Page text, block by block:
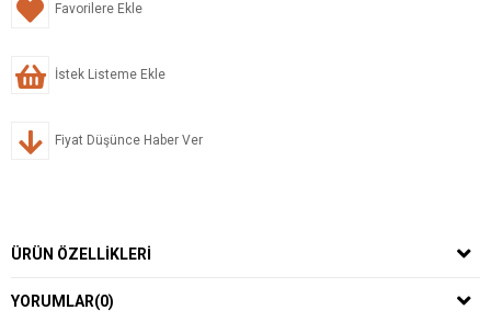
Favorilere Ekle
İstek Listeme Ekle
Fiyat Düşünce Haber Ver
ÜRÜN ÖZELLIKLERI
YORUMLAR(0)